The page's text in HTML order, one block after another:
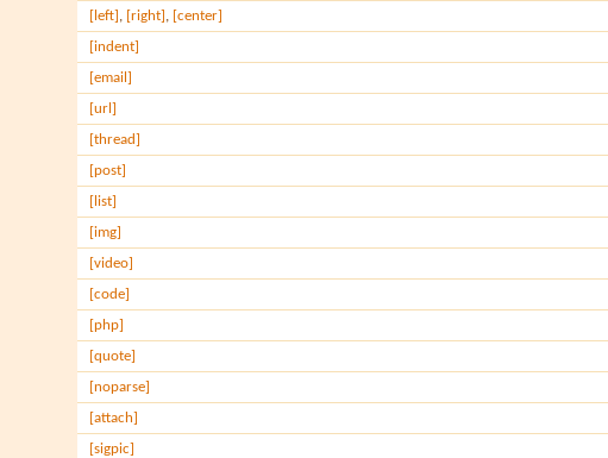
[left] , [right] , [center]
[indent]
[email]
[url]
[thread]
[post]
[list]
[img]
[video]
[code]
[php]
[quote]
[noparse]
[attach]
[sigpic]